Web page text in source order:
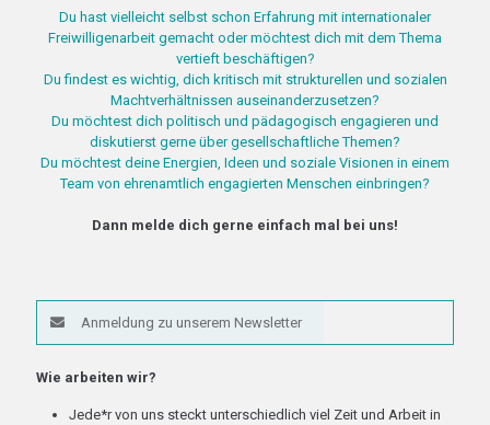
Du hast vielleicht selbst schon Erfahrung mit internationaler
Freiwilligenarbeit gemacht oder möchtest dich mit dem Thema
vertieft beschäftigen?
Du findest es wichtig, dich kritisch mit strukturellen und sozialen
Machtverhältnissen auseinanderzusetzen?
Du möchtest dich politisch und pädagogisch engagieren und
diskutierst gerne über gesellschaftliche Themen?
Du möchtest deine Energien, Ideen und soziale Visionen in einem
Team von ehrenamtlich engagierten Menschen einbringen?
Dann melde dich gerne einfach mal bei uns!
Anmeldung zu unserem Newsletter
Wie arbeiten wir?
Jede*r von uns steckt unterschiedlich viel Zeit und Arbeit in